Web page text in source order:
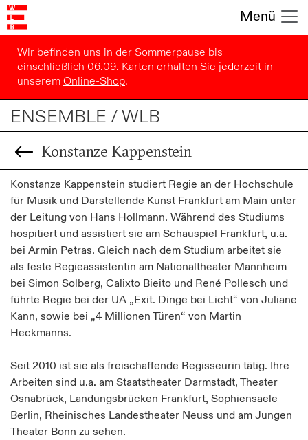
Menü
Wir befinden uns in der Sommerpause bis
einschließlich 06.09. Karten erhalten Sie jederzeit in
unseremOnline-Shop.
ENSEMBLE / WLB
Konstanze Kappenstein
Konstanze Kappenstein studiert Regie an der Hochschule
für Musik und Darstellende Kunst Frankfurt am Main unter
der Leitung von Hans Hollmann. Während des Studiums
hospitiert und assistiert sie am Schauspiel Frankfurt, u.a.
bei Armin Petras. Gleich nach dem Studium arbeitet sie
als feste Regieassistentin am Nationaltheater Mannheim
bei Simon Solberg, Calixto Bieito und René Pollesch und
führte Regie bei der UA „Exit. Dinge bei Licht“ von Juliane
Kann, sowie bei „4 Millionen Türen“ von Martin
Heckmanns.
Seit 2010 ist sie als freischaffende Regisseurin tätig. Ihre
Arbeiten sind u.a. am Staatstheater Darmstadt, Theater
Osnabrück, Landungsbrücken Frankfurt, Sophiensaele
Berlin, Rheinisches Landestheater Neuss und am Jungen
Theater Bonn zu sehen.